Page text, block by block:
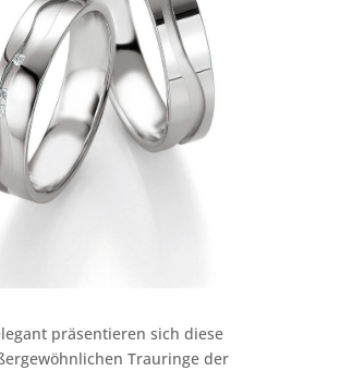
präsentieren sich diese
Trauringe der